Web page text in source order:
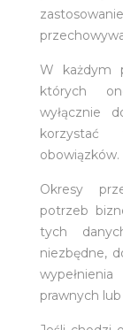
W każdym
których
wyłącznie
obowiązków.
Okresy
potrzeb
tych
niezbędne,
prawnych